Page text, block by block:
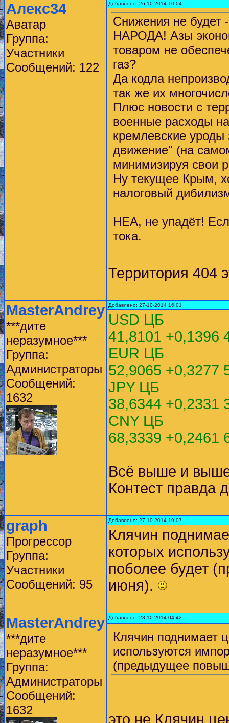
Алекс34
Аватар
Группа:
Участники
Сообщений: 122
Добавлено: 26-10-2014 10:04
Снижения не будет
НАРОДА! Азы
товаром не
газ?
Да кодла
так же их
Плюс новости с
военные расходы
кремлевские уроды
движение" (на
минимизируя свои
Ну текущее Крым,
налоговый
НЕА, не упадёт!
тока.
Территория 404
MasterAndrey
***дите
неразумное***
Группа:
Администраторы
Сообщений:
1632
Добавлено: 27-10-2014 16:01
USD ЦБ
41,8101 +0,1396
EUR ЦБ
52,9065 +0,3277
JPY ЦБ
38,6344 +0,2331
CNY ЦБ
68,3339 +0,2461
Всё выше и
Контест правда
graph
Прогрессор
Группа:
Участники
Сообщений: 95
Добавлено: 27-10-2014 19:07
Клячин
которых
поболее будет
июня).
MasterAndrey
***дите
неразумное***
Группа:
Администраторы
Сообщений:
1632
Добавлено: 28-10-2014 04:42
Клячин поднимает
используются
(предыдущее
это не Клячин